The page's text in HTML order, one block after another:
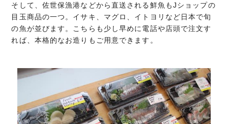
そして、佐世保漁港などから直送される鮮魚もJショップの
目玉商品の一つ。イサキ、マグロ、イトヨリなど日本で旬
の魚が並びます。こちらも少し早めに電話や店頭で注文す
れば、本格的なお造りもご用意できます。